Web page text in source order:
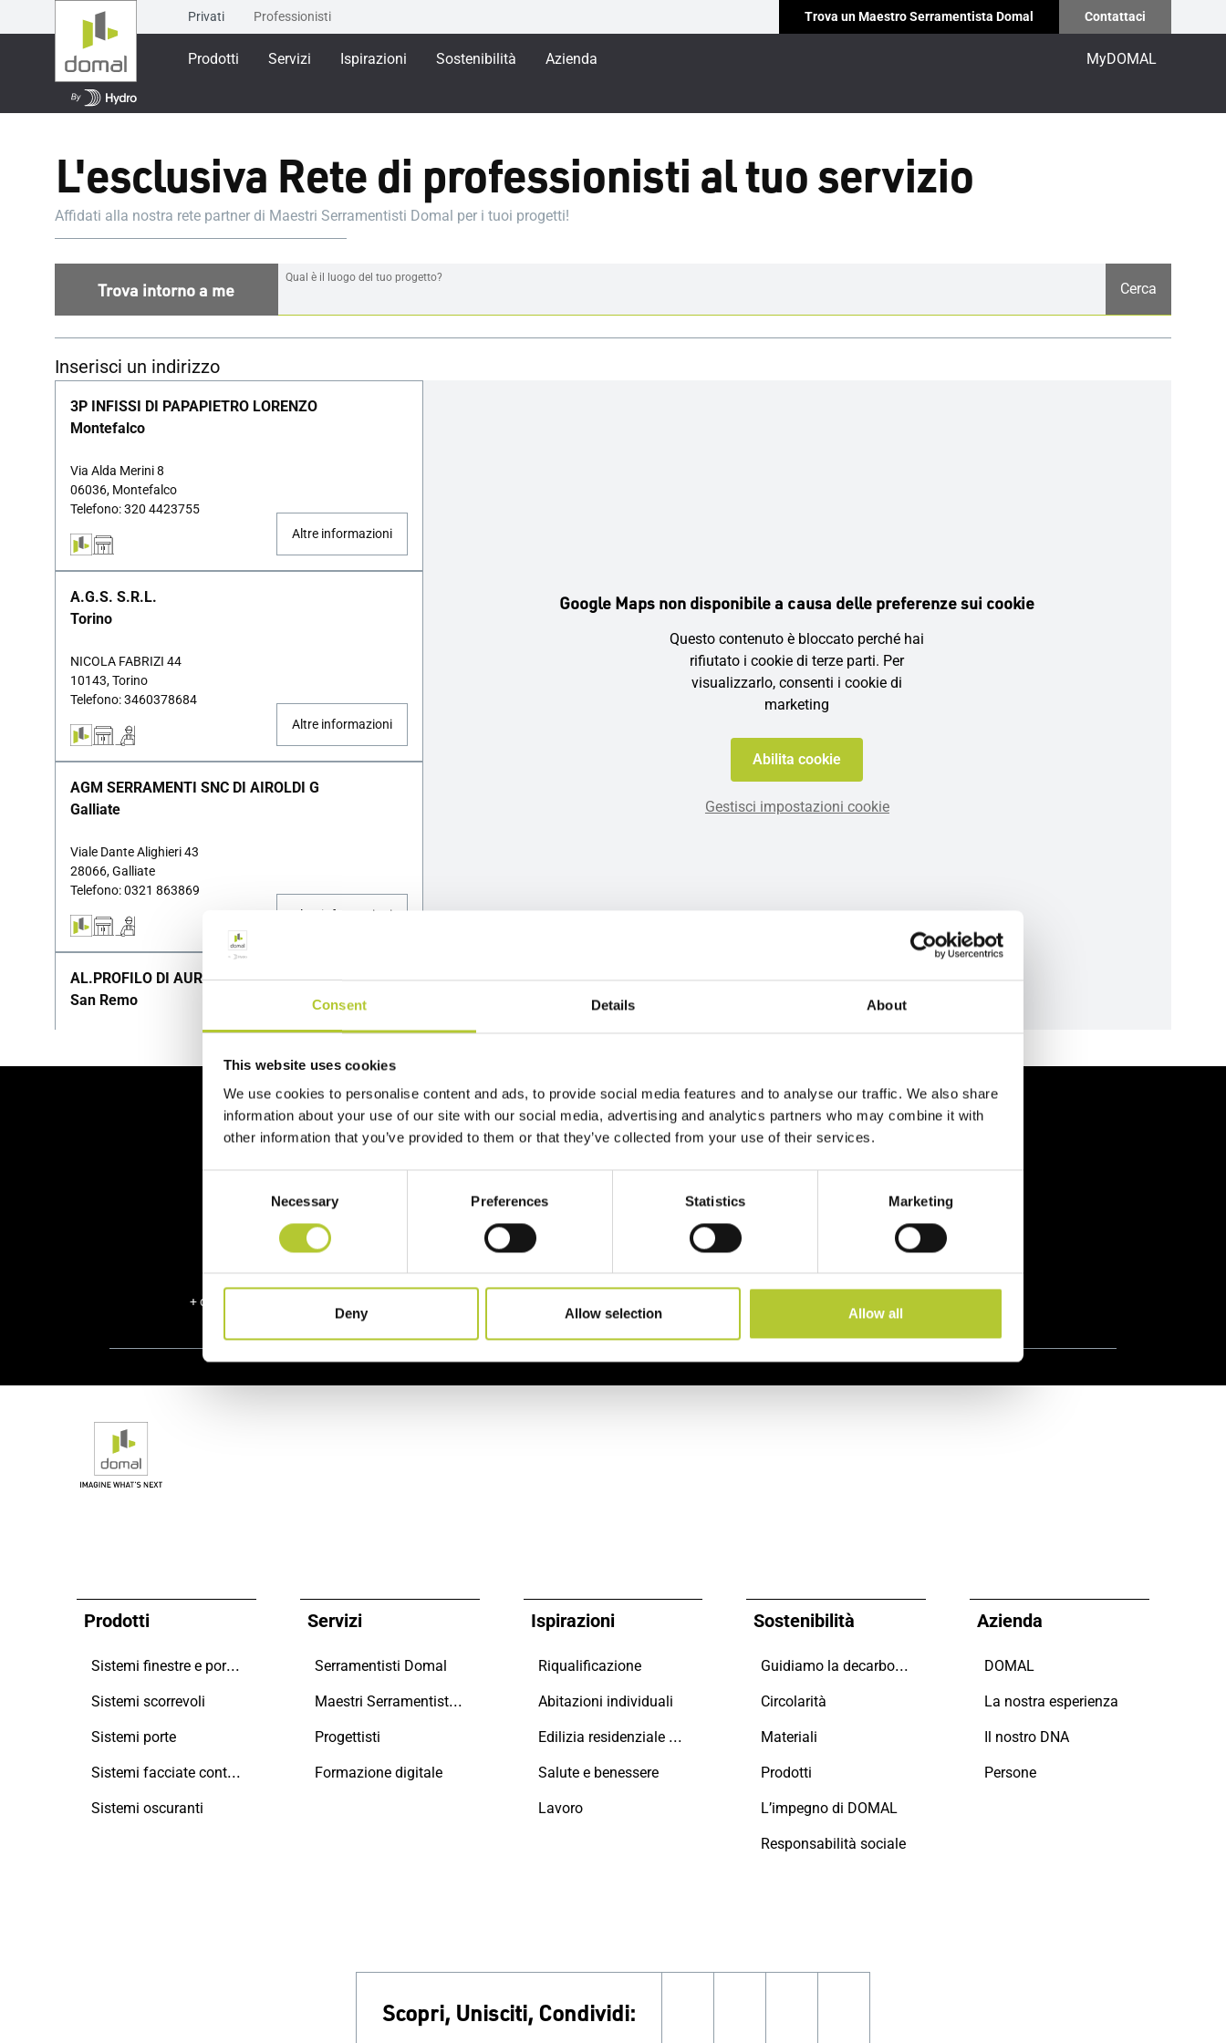
Consent Details About
This website uses cookies
We use cookies to personalise content and ads, to provide social media features and to analyse our traffic. We also share
information about your use of our site with our social media, advertising and analytics partners who may combine it with
other information that you’ve provided to them or that they’ve collected from your use of their services.
Necessary Preferences Statistics Marketing
Deny Allow selection Allow all
Privati Professionisti Trova un Maestro Serramentista Domal Contattaci
Prodotti Servizi Ispirazioni Sostenibilità Azienda MyDOMAL
L'esclusiva Rete di professionisti al tuo servizio
Affidati alla nostra rete partner di Maestri Serramentisti Domal per i tuoi progetti!
Trova intorno a me
Qual è il luogo del tuo progetto?
Cerca
Inserisci un indirizzo
3P INFISSI DI PAPAPIETRO LORENZO
Montefalco
Via Alda Merini 8
06036, Montefalco
Telefono: 320 4423755
Altre informazioni
A.G.S. S.R.L.
Torino
NICOLA FABRIZI 44
10143, Torino
Telefono: 3460378684
Altre informazioni
AGM SERRAMENTI SNC DI AIROLDI G
Galliate
Viale Dante Alighieri 43
28066, Galliate
Telefono: 0321 863869
Altre informazioni
AL.PROFILO DI AURIGO MICHELE
San Remo
Altre informazioni
AL.PROFILO DI AURIGO MICHELE - 2
Marsala
Via Dante Alighieri Snc
91025, Marsala
Telefono: 329 1555211
VIA AZUNI ALGHERO
ALMI S.R.L.
Vittuone
STRADA STATALE 11, NR 28
Google Maps non disponibile a causa delle preferenze sui cookie
Questo contenuto è bloccato perché hai
rifiutato i cookie di terze parti. Per
visualizzarlo, consenti i cookie di
marketing
Abilita cookie
Gestisci impostazioni cookie
Al vostro fianco per i vostri progetti
+ di 40 anni di esperienza
Prodotti
Sistemi finestre e portefinestre
Sistemi scorrevoli
Sistemi porte
Sistemi facciate continue
Sistemi oscuranti
Servizi
Serramentisti Domal
Maestri Serramentisti Domal
Progettisti
Formazione digitale
Ispirazioni
Riqualificazione
Abitazioni individuali
Edilizia residenziale collettiva
Salute e benessere
Lavoro
Sostenibilità
Guidiamo la decarbonizzazione
Circolarità
Materiali
Prodotti
L’impegno di DOMAL
Responsabilità sociale
Azienda
DOMAL
La nostra esperienza
Il nostro DNA
Persone
Scopri, Unisciti, Condividi: